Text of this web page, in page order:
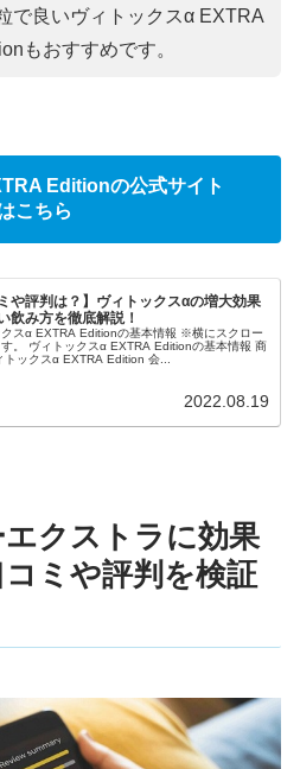
で良いヴィトックスα EXTRA
もおすすめです。
Editionの公式サイト
こちら
ミや評判は？】ヴィトックスαの増大効果
飲み方を徹底解説！
α EXTRA Editionの基本情報 ※横にスクロー
の基本情報 商
品名 ヴィトックスα EXTRA Edition 会...
2022.08.19
クストラに効果
ミや評判を検証